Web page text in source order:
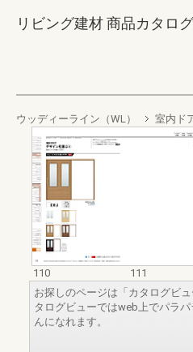
リビング建材 商品カタロ
ウッディーライン（WL） 室内ド
110
111
お探しのページは「カタログビ
タログビューではweb上でパラ
んになれます。